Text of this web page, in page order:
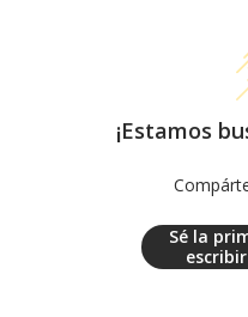
¡Estamos
Sé la